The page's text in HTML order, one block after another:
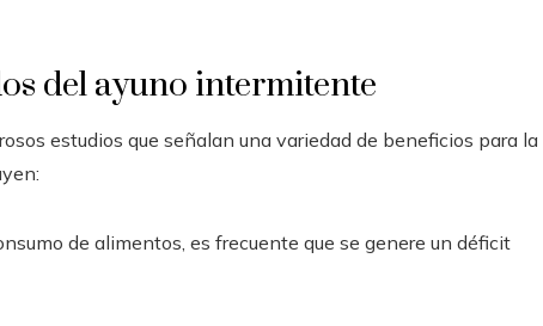
del ayuno intermitente
estudios que señalan una variedad de beneficios para la
de alimentos, es frecuente que se genere un déficit